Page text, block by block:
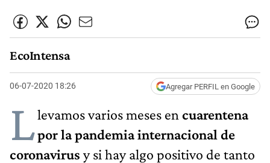
EcoIntensa
06-07-2020 18:26 Agregar PERFIL en Google
Llevamos varios meses en cuarentena
por la pandemia internacional de
coronavirus y si hay algo positivo de tanto